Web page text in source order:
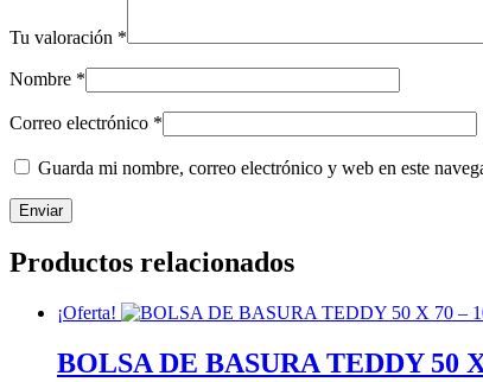
Tu valoración *
Nombre *
Correo electrónico *
Guarda mi nombre, correo electrónico y web en este
Productos relacionados
¡Oferta!
BOLSA DE BASURA TEDDY 50